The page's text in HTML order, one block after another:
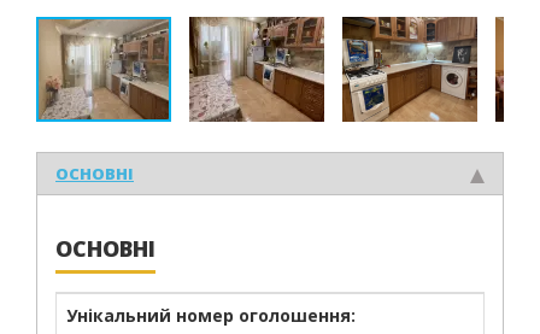
ОСНОВНІ
ОСНОВНІ
Унікальний номер оголошення: